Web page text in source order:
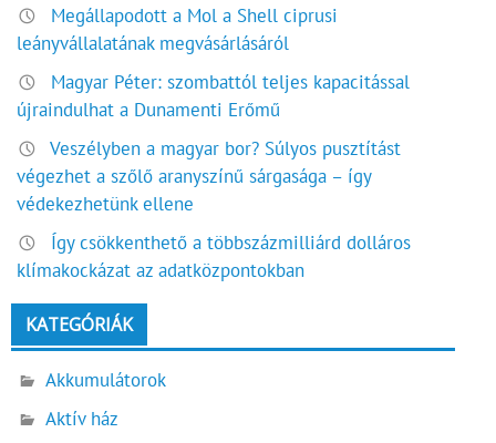
Megállapodott a Mol a Shell ciprusi
leányvállalatának megvásárlásáról
Magyar Péter: szombattól teljes kapacitással
újraindulhat a Dunamenti Erőmű
Veszélyben a magyar bor? Súlyos pusztítást
végezhet a szőlő aranyszínű sárgasága – így
védekezhetünk ellene
Így csökkenthető a többszázmilliárd dolláros
klímakockázat az adatközpontokban
KATEGÓRIÁK
Akkumulátorok
Aktív ház